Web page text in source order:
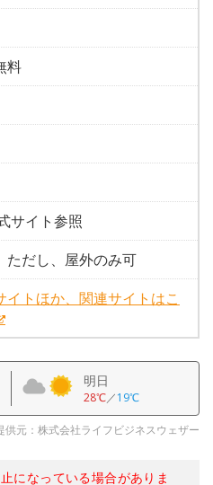
料
サイト参照
ただし、屋外のみ可
イトほか、関連サイトはこ
明日
28℃／19℃
供元：株式会社ライフビジネスウェザー
になっている場合がありま